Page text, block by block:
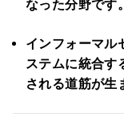
なった分野です。
インフォーマル
ステムに統合す
される道筋が生